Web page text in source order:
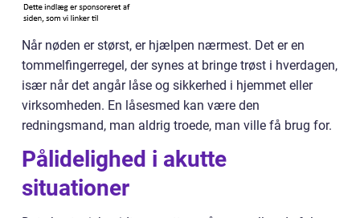
Når nøden er størst, er hjælpen nærmest. Det er en
tommelfingerregel, der synes at bringe trøst i hverdagen,
især når det angår låse og sikkerhed i hjemmet eller
virksomheden. En låsesmed kan være den
redningsmand, man aldrig troede, man ville få brug for.
Pålidelighed i akutte
situationer